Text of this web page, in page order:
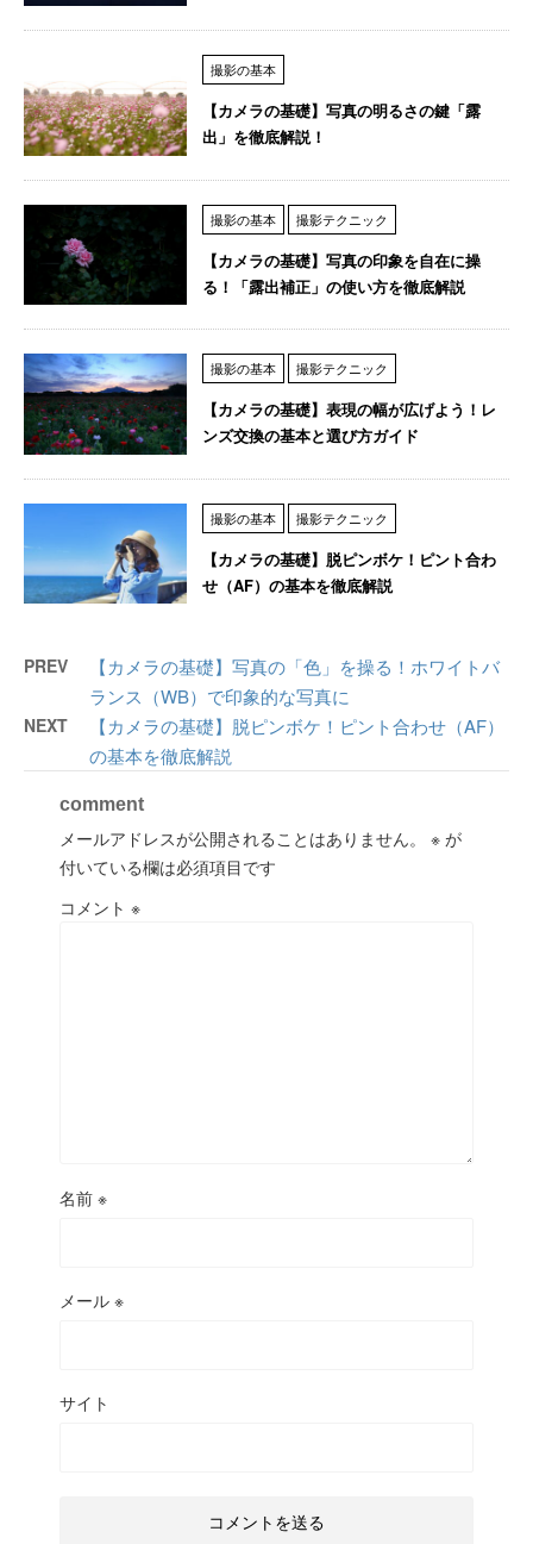
撮影の基本
【カメラの基礎】写真の明るさの鍵「露
出」を徹底解説！
撮影の基本 撮影テクニック
【カメラの基礎】写真の印象を自在に操
る！「露出補正」の使い方を徹底解説
撮影の基本 撮影テクニック
【カメラの基礎】表現の幅が広げよう！レ
ンズ交換の基本と選び方ガイド
撮影の基本 撮影テクニック
【カメラの基礎】脱ピンボケ！ピント合わ
せ（AF）の基本を徹底解説
PREV
【カメラの基礎】写真の「色」を操る！ホワイトバ
ランス（WB）で印象的な写真に
NEXT
【カメラの基礎】脱ピンボケ！ピント合わせ（AF）
の基本を徹底解説
comment
メールアドレスが公開されることはありません。 ※ が
付いている欄は必須項目です
コメント ※
名前 ※
メール ※
サイト